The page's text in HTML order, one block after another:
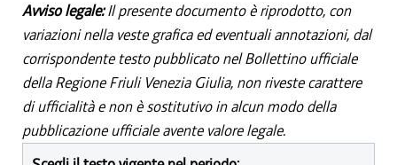
Avviso legale:Il presente documento è riprodotto, con
variazioni nella veste grafica ed eventuali annotazioni, dal
corrispondente testo pubblicato nel Bollettino ufficiale
della Regione Friuli Venezia Giulia, non riveste carattere
di ufficialità e non è sostitutivo in alcun modo della
pubblicazione ufficiale avente valore legale.